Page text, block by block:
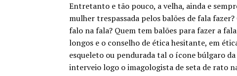
Entretanto e tão pouco, a velha, ainda e
mulher trespassada pelos balões de fala
falo na fala? Quem tem balões para fazer a
longos e o conselho de ética hesitante, em
esqueleto ou pendurada tal o ícone búlgaro
interveio logo o imagologista de seta de rato